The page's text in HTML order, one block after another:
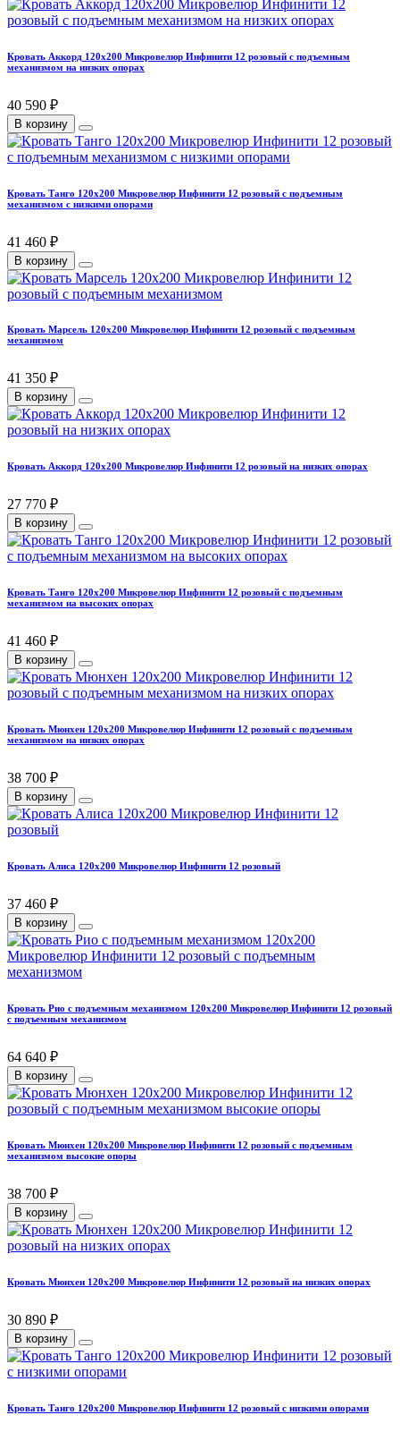
Кровать Аккорд 120х200 Микровелюр Инфинити 12 розовый с подъемным
механизмом на низких опорах
40 590 ₽
В корзину
Кровать Танго 120х200 Микровелюр Инфинити 12 розовый с подъемным
механизмом с низкими опорами
41 460 ₽
В корзину
Кровать Марсель 120х200 Микровелюр Инфинити 12 розовый с подъемным
механизмом
41 350 ₽
В корзину
Кровать Аккорд 120х200 Микровелюр Инфинити 12 розовый на низких опорах
27 770 ₽
В корзину
Кровать Танго 120х200 Микровелюр Инфинити 12 розовый с подъемным
механизмом на высоких опорах
41 460 ₽
В корзину
Кровать Мюнхен 120х200 Микровелюр Инфинити 12 розовый с подъемным
механизмом на низких опорах
38 700 ₽
В корзину
Кровать Алиса 120х200 Микровелюр Инфинити 12 розовый
37 460 ₽
В корзину
Кровать Рио с подъемным механизмом 120х200 Микровелюр Инфинити 12 розовый
с подъемным механизмом
64 640 ₽
В корзину
Кровать Мюнхен 120х200 Микровелюр Инфинити 12 розовый с подъемным
механизмом высокие опоры
38 700 ₽
В корзину
Кровать Мюнхен 120х200 Микровелюр Инфинити 12 розовый на низких опорах
30 890 ₽
В корзину
Кровать Танго 120х200 Микровелюр Инфинити 12 розовый с низкими опорами